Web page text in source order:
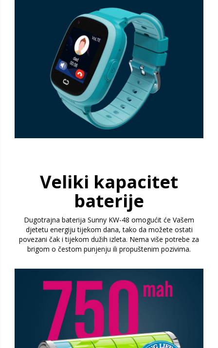
Veliki kapacitet
baterije
Dugotrajna baterija Sunny KW-48 omogućit će Vašem
djetetu energiju tijekom dana, tako da možete ostati
povezani čak i tijekom dužih izleta. Nema više potrebe za
brigom o čestom punjenju ili propuštenim pozivima.